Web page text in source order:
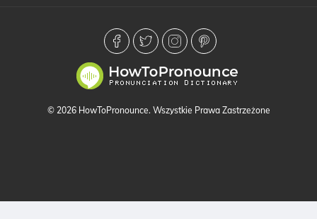
© 2026 HowToPronounce. Wszystkie Prawa Zastrzeżone